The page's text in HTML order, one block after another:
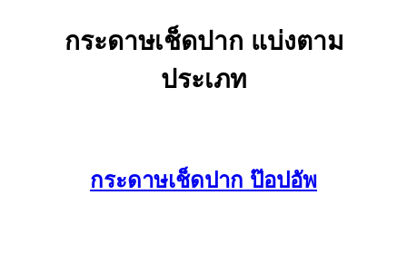
กระดาษเช็ดปาก แบ่งตาม
ประเภท
กระดาษเช็ดปาก ป๊อปอัพ